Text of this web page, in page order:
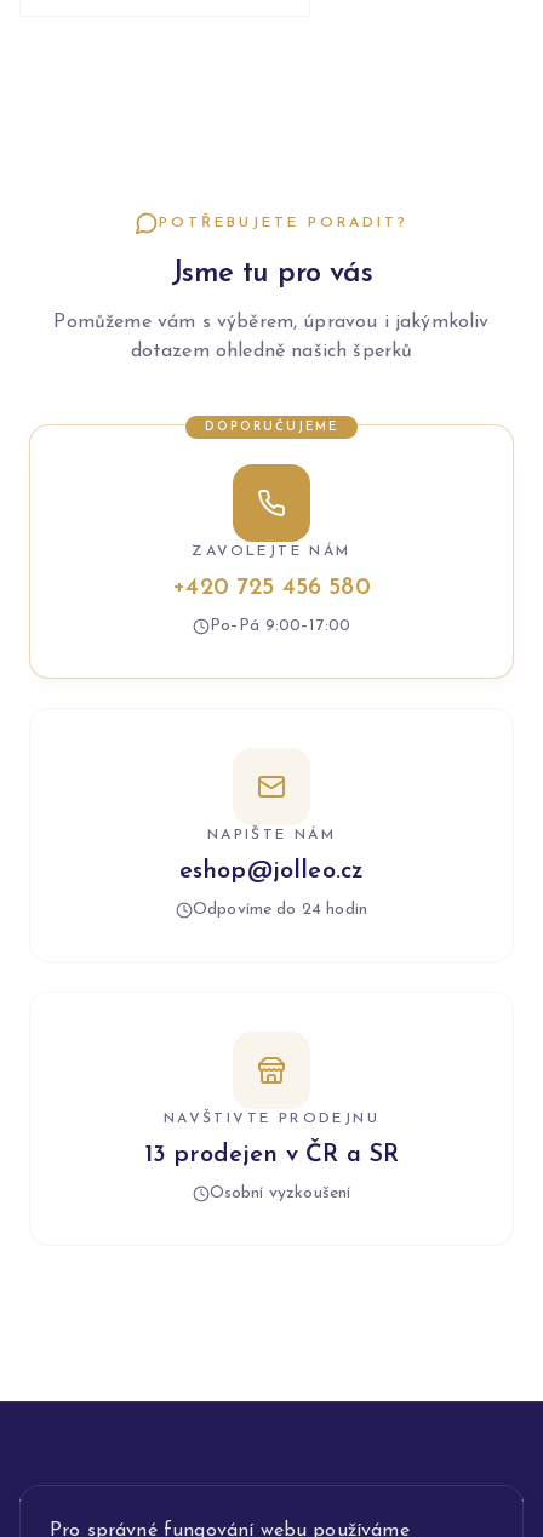
Pro správné fungování webu používáme
POTŘEBUJETE PORADIT?
Jsme tu pro vás
Pomůžeme vám s výběrem, úpravou i jakýmkoliv
dotazem ohledně našich šperků
DOPORUČUJEME
ZAVOLEJTE NÁM
+420 725 456 580
Po–Pá 9:00–17:00
NAPIŠTE NÁM
eshop@jolleo.cz
Odpovíme do 24 hodin
NAVŠTIVTE PRODEJNU
13 prodejen v ČR a SR
Osobní vyzkoušení
INFORMACE